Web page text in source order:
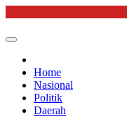
content
Home
Nasional
Politik
Daerah